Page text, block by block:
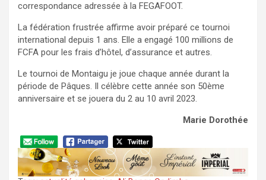
correspondance adressée à la FEGAFOOT.
La fédération frustrée affirme avoir préparé ce tournoi
international depuis 1 ans. Elle a engagé 100 millions de
FCFA pour les frais d’hôtel, d’assurance et autres.
Le tournoi de Montaigu je joue chaque année durant la
période de Pâques. Il célèbre cette année son 50ème
anniversaire et se jouera du 2 au 10 avril 2023.
Marie Dorothée